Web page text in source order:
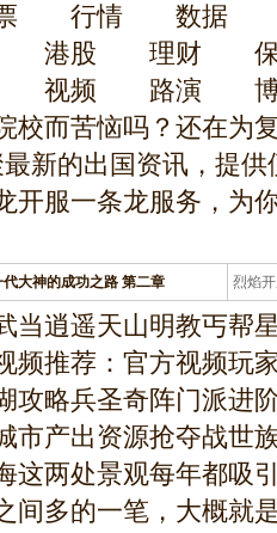
行情 数据
港股 理财
频 路演 博
校而苦恼吗？还在为
新的出国资讯，提
开服一条龙服务，为
大神的成功之路 第二章 烈焰
龙
当逍遥天山明教丐帮
频推荐：官方视频玩
攻略兵圣奇阵门派进
市产出资源抢夺战世
这两处景观每年都吸
间多的一笔，大概就